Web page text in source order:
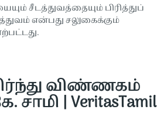
சீடத்துவத்தையும் பிரித்துப்
என்பது சலுகைக்கும்
விண்ணகம்
| VeritasTamil